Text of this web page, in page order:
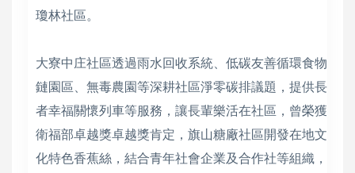
瓊林社區。
大寮中庄社區透過雨水回收系統、低碳友善循環食物
鏈園區、無毒農園等深耕社區淨零碳排議題，提供長
者幸福關懷列車等服務，讓長輩樂活在社區，曾榮獲
衛福部卓越獎卓越獎肯定，旗山糖廠社區開發在地文
化特色香蕉絲，結合青年社會企業及合作社等組織，